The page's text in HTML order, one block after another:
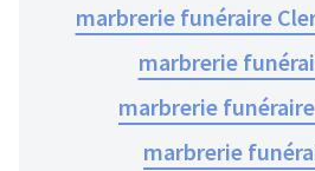
marbrerie funéraire
marbrerie
marbrerie
marbrerie